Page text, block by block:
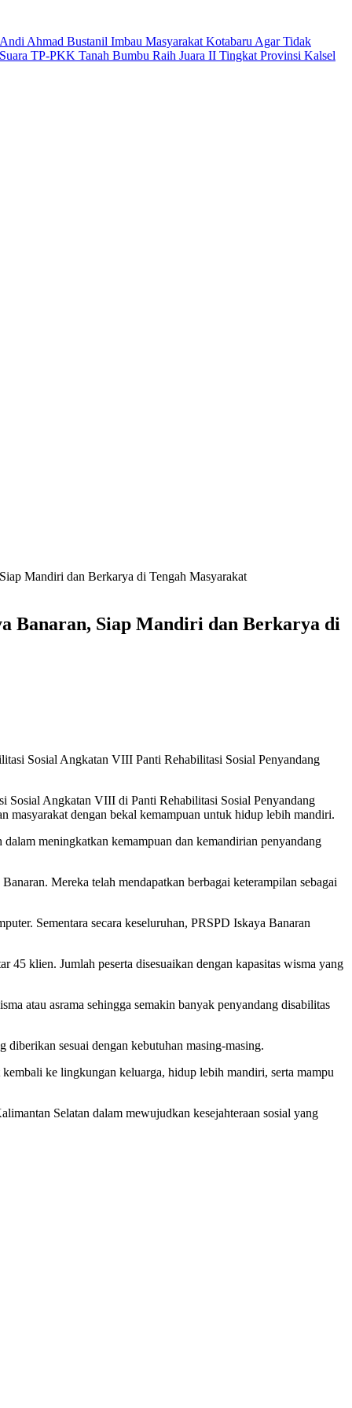
Ahmad Bustanil Imbau Masyarakat Kotabaru Agar Tidak
TP-PKK Tanah Bumbu Raih Juara II Tingkat Provinsi Kalsel
Mandiri dan Berkarya di Tengah Masyarakat
Banaran, Siap Mandiri dan Berkarya di
Sosial Angkatan VIII Panti Rehabilitasi Sosial Penyandang
Sosial Angkatan VIII di Panti Rehabilitasi Sosial Penyandang
masyarakat dengan bekal kemampuan untuk hidup lebih mandiri.
meningkatkan kemampuan dan kemandirian penyandang
Mereka telah mendapatkan berbagai keterampilan sebagai
Sementara secara keseluruhan, PRSPD Iskaya Banaran
45 klien. Jumlah peserta disesuaikan dengan kapasitas wisma yang
atau asrama sehingga semakin banyak penyandang disabilitas
sesuai dengan kebutuhan masing-masing.
ke lingkungan keluarga, hidup lebih mandiri, serta mampu
Selatan dalam mewujudkan kesejahteraan sosial yang